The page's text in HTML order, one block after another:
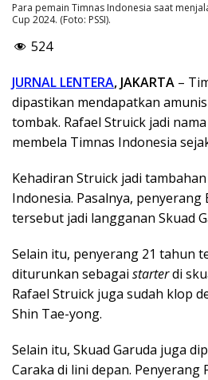
Para pemain Timnas Indonesia saat
Cup 2024. (Foto: PSSI).
524
JURNAL LENTERA, JAKARTA –
dipastikan mendapatkan
tombak. Rafael Struick jadi
membela Timnas Indonesia
Kehadiran Struick jadi
Indonesia. Pasalnya, penyerang
tersebut jadi langganan Skuad
Selain itu, penyerang 21 tahun
diturunkan sebagai starterdi
Rafael Struick juga sudah klop
Shin Tae-yong.
Selain itu, Skuad Garuda juga
Caraka di lini depan. Penyerang